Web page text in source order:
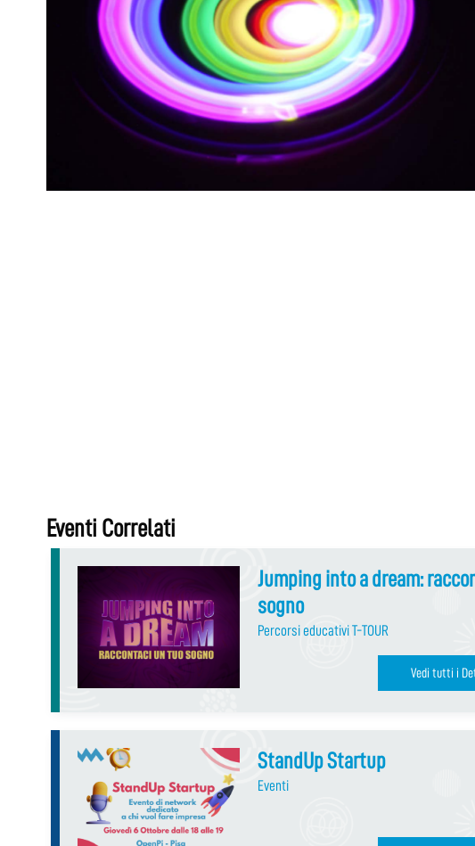
Eventi Correlati
Jumping into a dream:
sogno
Percorsi educativi T-TOUR
Vedi tutti i
StandUp Startup
Eventi